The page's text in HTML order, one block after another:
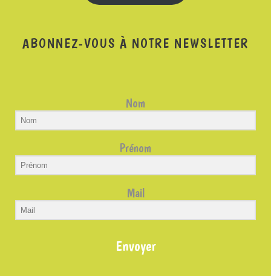
ABONNEZ-VOUS À NOTRE NEWSLETTER
Nom
Prénom
Mail
Envoyer